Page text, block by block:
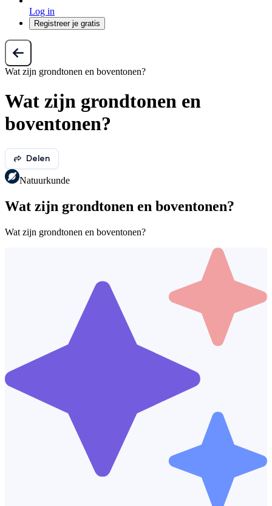
Log in
Registreer je gratis
Wat zijn grondtonen en boventonen?
Wat zijn grondtonen en
boventonen?
Delen
Natuurkunde
Wat zijn grondtonen en boventonen?
Wat zijn grondtonen en boventonen?